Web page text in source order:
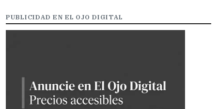
PUBLICIDAD EN EL OJO DIGITAL